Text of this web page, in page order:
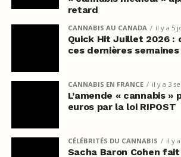
retard
CANNABIS AU CANADA il y a 5
Quick Hit Juillet 2026 :
ces dernières semaines
CANNABIS EN FRANCE il y a 3
L’amende « cannabis »
euros par la loi RIPOST
CÉLÉBRITÉS DU CANNABIS il y
Sacha Baron Cohen